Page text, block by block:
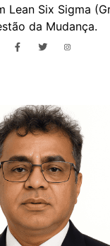
Lean Six Sigma
da Mudança.